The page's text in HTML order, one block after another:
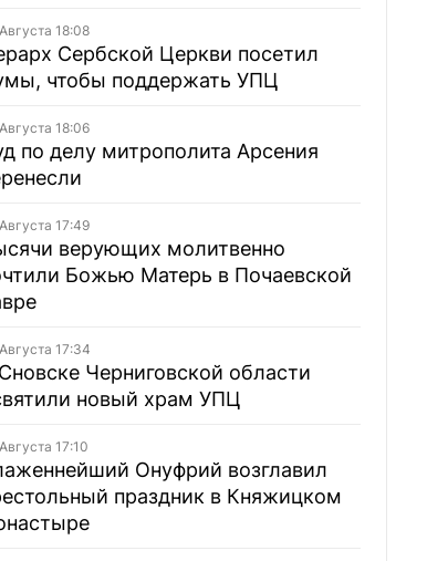
18:08
Сербской Церкви посетил
чтобы поддержать УПЦ
18:06
по делу митрополита Арсения
17:49
верующих молитвенно
Божью Матерь в Почаевской
17:34
Черниговской области
новый храм УПЦ
17:10
Онуфрий возглавил
праздник в Княжицком